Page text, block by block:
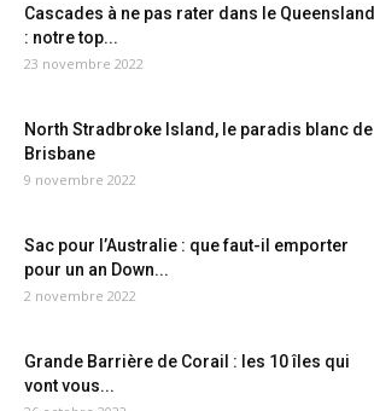
Cascades à ne pas rater dans le Queensland
: notre top...
23 novembre 2022
North Stradbroke Island, le paradis blanc de
Brisbane
9 novembre 2022
Sac pour l’Australie : que faut-il emporter
pour un an Down...
2 novembre 2022
Grande Barrière de Corail : les 10 îles qui
vont vous...